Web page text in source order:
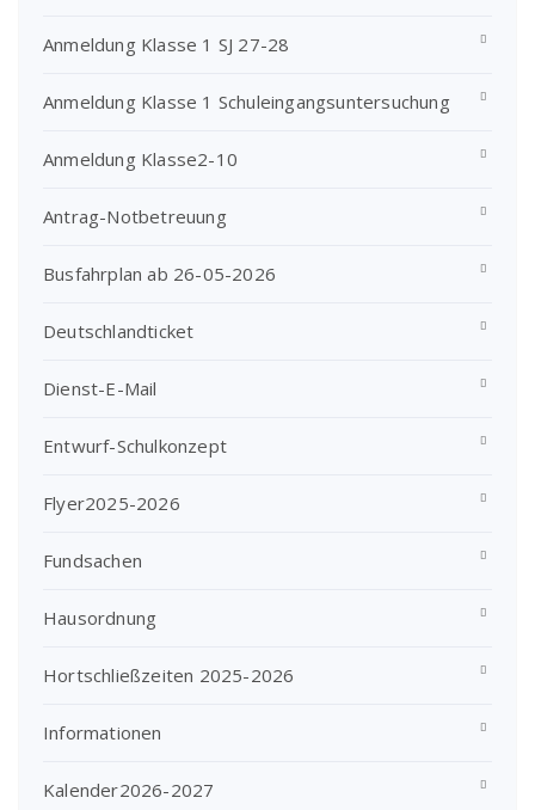
Anmeldung Klasse 1 SJ 27-28
Anmeldung Klasse 1 Schuleingangsuntersuchung
Anmeldung Klasse2-10
Antrag-Notbetreuung
Busfahrplan ab 26-05-2026
Deutschlandticket
Dienst-E-Mail
Entwurf-Schulkonzept
Flyer2025-2026
Fundsachen
Hausordnung
Hortschließzeiten 2025-2026
Informationen
Kalender2026-2027